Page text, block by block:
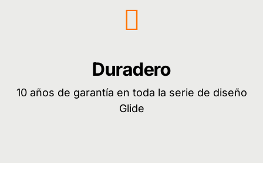
Duradero
10 años de garantía en toda la serie de diseño
Glide